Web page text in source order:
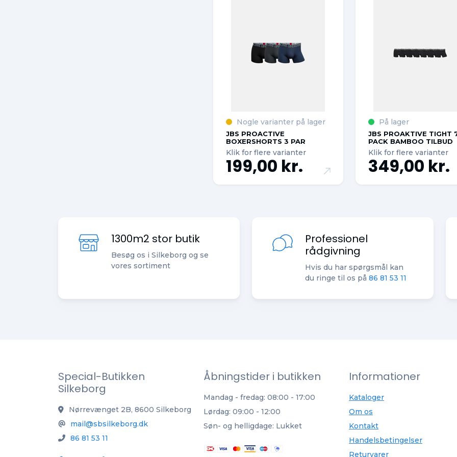
Nogle varianter på lager
JBS PROACTIVE
BOXERSHORTS 3 PAR
Klik for flere varianter
199,00 kr.
På lager
JBS PROAKTIVE TIGHT
PACK BAMBOO TILBUD
Klik for flere varianter
349,00 kr.
1300m2 stor butik
Besøg os i Silkeborg og se
vores sortiment
Professionel
rådgivning
Hvis du har spørgsmål kan
du ringe til os på 86 81 53 11
Special-Butikken
Silkeborg
Nørrevænget 2B, 8600 Silkeborg
mail@sbsilkeborg.dk
86 81 53 11
Åbningstider i butikken
Mandag - fredag: 08:00 - 17:00
Lørdag: 09:00 - 12:00
Søn- og helligdage: Lukket
Informationer
Kataloger
Om os
Kontakt
Handelsbetingelser
Returvarer